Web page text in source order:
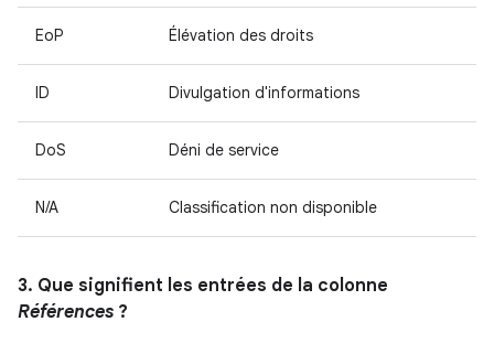
EoP Élévation des droits
ID Divulgation d'informations
DoS Déni de service
N/A Classification non disponible
3. Que signifient les entrées de la colonne
Références ?